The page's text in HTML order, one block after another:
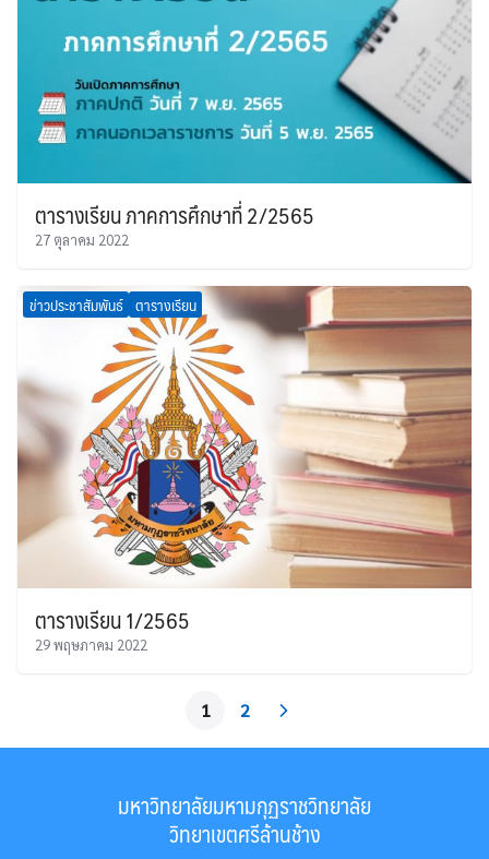
ตารางเรียน ภาคการศึกษาที่ 2/2565
27 ตุลาคม 2022
ข่าวประชาสัมพันธ์ ตารางเรียน
ตารางเรียน 1/2565
29 พฤษภาคม 2022
1 2
มหาวิทยาลัยมหามกุฏราชวิทยาลัย
วิทยาเขตศรีล้านช้าง